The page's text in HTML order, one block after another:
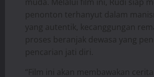
penonton terhanyut dalam
yang autentik, kecanggungan
proses beranjak dewasa yang
pencarian jati diri.
“Film ini akan membawakan